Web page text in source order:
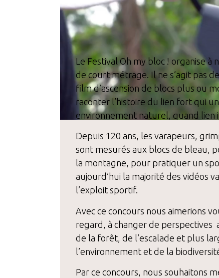
Le Festival Oh my bloc ! organise à
de court métrage. Il ne s’agit pas
film d’ascension de blocs plus ou
raconter l’histoire du lien fort qui
environnement naturel, quand lien
Depuis 120 ans, les varapeurs,
sont mesurés aux blocs de bleau,
la montagne, pour pratiquer un
aujourd’hui la majorité des vidéos
l’exploit sportif.
Avec ce concours nous aimerions
regard, à changer de perspectives
de la forêt, de l’escalade et plus
l’environnement et de la
Par ce concours, nous souhaitons